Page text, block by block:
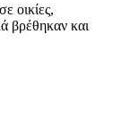
οικίες,
βρέθηκαν και